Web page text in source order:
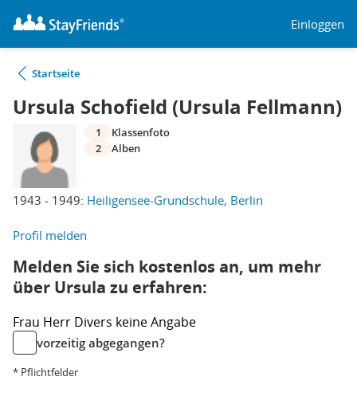
Einloggen
Startseite
Ursula Schofield (Ursula Fellmann)
1943 - 1949: Heiligensee-Grundschule, Berlin
1
Klassenfoto
2
Alben
Profil melden
Melden Sie sich kostenlos an, um mehr
über Ursula zu erfahren:
Frau Herr Divers keine Angabe
vorzeitig abgegangen?
* Pflichtfelder